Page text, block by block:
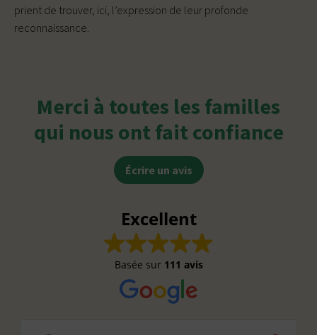
prient de trouver, ici, l’expression de leur profonde
reconnaissance.
Merci à toutes les familles
qui nous ont fait confiance
Écrire un avis
Excellent
Basée sur 111 avis